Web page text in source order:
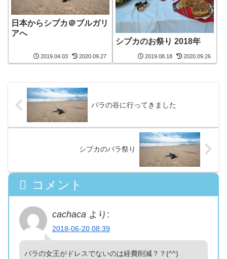
日本からシプカ＠ブルガリ
アへ
2019.04.03 2020.09.27
シプカのお祭り 2018年
2019.08.18 2020.09.26
バラの谷に行ってきました
シプカのバラ祭り
コメント
cachaca より:
2018-06-20 08:39
バラの女王がドレスでないのは経費削減？？(^^)